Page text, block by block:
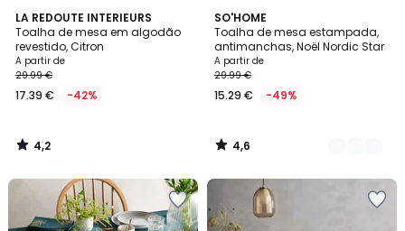
LA REDOUTE INTERIEURS
Toalha de mesa em algodão
revestido, Citron
A partir de
29.99 €
17.39 € -42%
4,2
/ 5
4,2
/
SO'HOME
Toalha de mesa estampada,
antimanchas, Noël Nordic Star
A partir de
29.99 €
15.29 € -49%
4,6
/ 5
2
Cores
4,6
/